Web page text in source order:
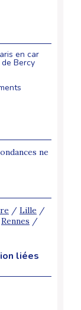
en car
Bercy
ne
/ Lille /
Rennes /
liées